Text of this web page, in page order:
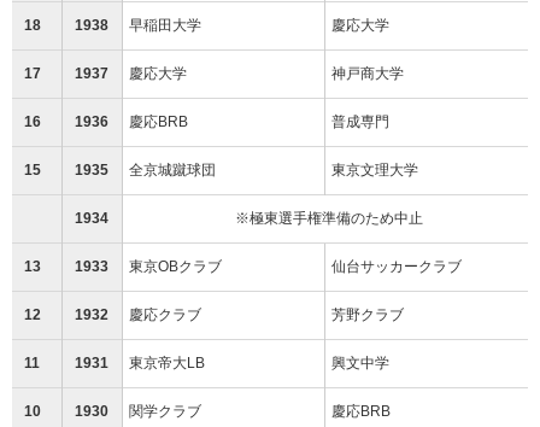
18 1938 早稲田大学 慶応大学
17 1937 慶応大学 神戸商大学
16 1936 慶応BRB 普成専門
15 1935 全京城蹴球団 東京文理大学
1934 ※極東選手権準備のため中止
13 1933 東京OBクラブ 仙台サッカークラブ
12 1932 慶応クラブ 芳野クラブ
11 1931 東京帝大LB 興文中学
10 1930 関学クラブ 慶応BRB